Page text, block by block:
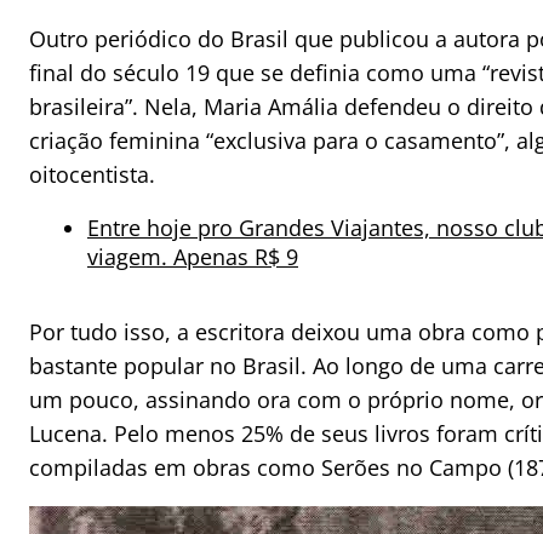
Outro periódico do Brasil que publicou a autora
final do século 19 que se definia como uma
brasileira”. Nela, Maria Amália defendeu o
criação feminina “exclusiva para o casamento”,
oitocentista.
Entre hoje pro Grandes Viajantes, nosso
viagem. Apenas R$ 9
Por tudo isso, a escritora deixou uma obra como
bastante popular no Brasil. Ao longo de uma
um pouco, assinando ora com o próprio nome,
Lucena. Pelo menos 25% de seus livros foram
compiladas em obras como Serões no Campo